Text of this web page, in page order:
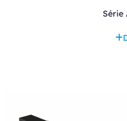
Série